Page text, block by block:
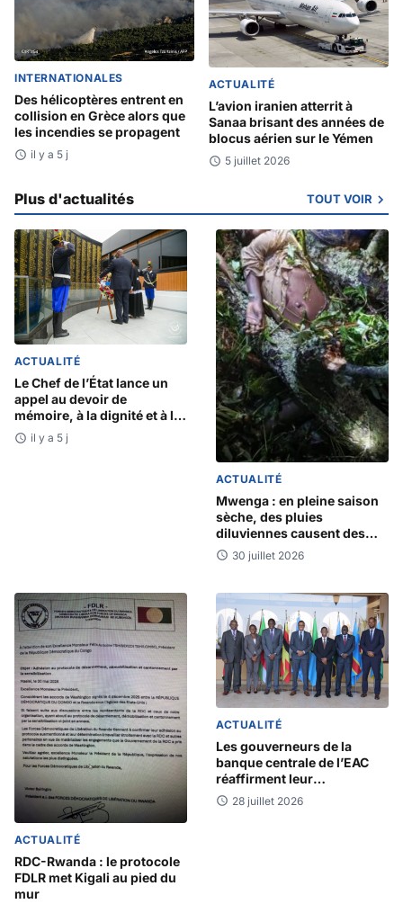
INTERNATIONALES
Des hélicoptères entrent en
collision en Grèce alors que
les incendies se propagent
il y a 5 j
ACTUALITÉ
L’avion iranien atterrit à
Sanaa brisant des années de
blocus aérien sur le Yémen
5 juillet 2026
Plus d'actualités TOUT VOIR
ACTUALITÉ
Le Chef de l’État lance un
appel au devoir de
mémoire, à la dignité et à la
justice à l’occasion de la
journée nationale de
il y a 5 j
ACTUALITÉ
Mwenga : en pleine saison
sèche, des pluies
diluviennes causent des
dégâts mortels
30 juillet 2026
ACTUALITÉ
RDC-Rwanda : le protocole
FDLR met Kigali au pied du
mur
ACTUALITÉ
Les gouverneurs de la
banque centrale de l’EAC
réaffirment leur
engagement envers la
monnaie unique d’ici 2031
28 juillet 2026